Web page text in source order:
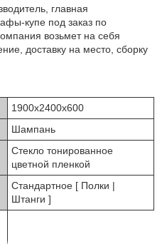
главная
купе под заказ по
возьмет на себя
доставку на место, сборку
1900х2400х600
Шампань
Стекло тонированное
цветной пленкой
Стандартное [ Полки |
Штанги ]